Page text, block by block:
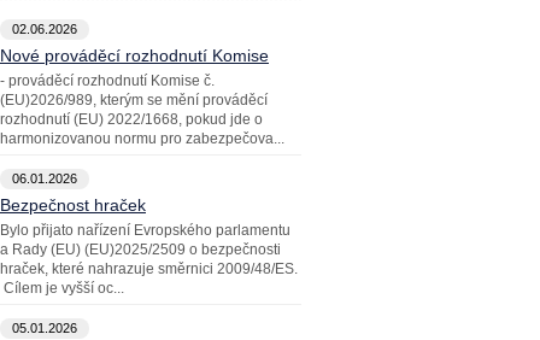
02.06.2026
Nové prováděcí rozhodnutí Komise
- prováděcí rozhodnutí Komise č.
(EU)2026/989, kterým se mění prováděcí
rozhodnutí (EU) 2022/1668, pokud jde o
harmonizovanou normu pro zabezpečova...
06.01.2026
Bezpečnost hraček
Bylo přijato nařízení Evropského parlamentu
a Rady (EU) (EU)2025/2509 o bezpečnosti
hraček, které nahrazuje směrnici 2009/48/ES.
Cílem je vyšší oc...
05.01.2026